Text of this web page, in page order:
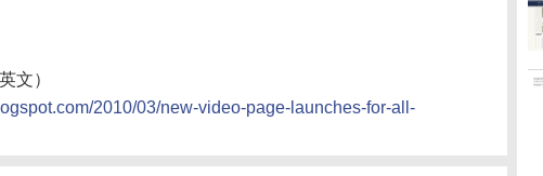
文）
2010/03/new-video-page-launches-for-all-